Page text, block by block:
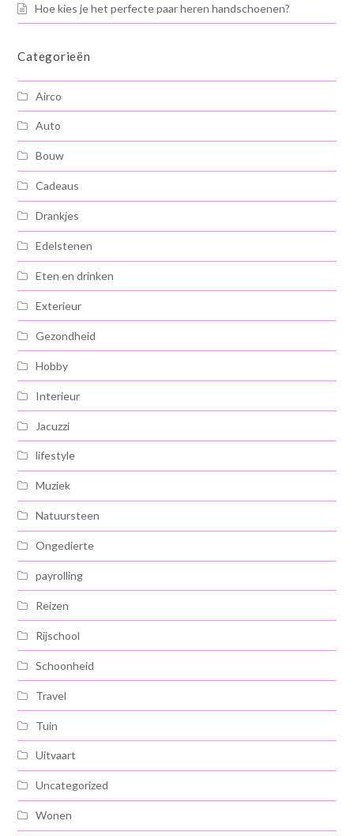
Hoe kies je het perfecte paar heren handschoenen?
Categorieën
Airco
Auto
Bouw
Cadeaus
Drankjes
Edelstenen
Eten en drinken
Exterieur
Gezondheid
Hobby
Interieur
Jacuzzi
lifestyle
Muziek
Natuursteen
Ongedierte
payrolling
Reizen
Rijschool
Schoonheid
Travel
Tuin
Uitvaart
Uncategorized
Wonen